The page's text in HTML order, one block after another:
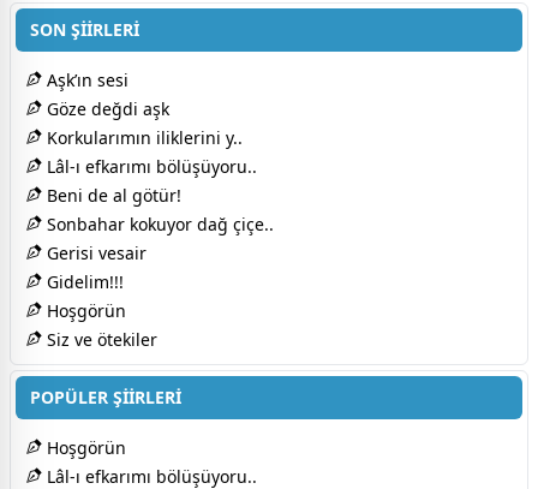
SON ŞİİRLERİ
Aşk’ın sesi
Göze değdi aşk
Korkularımın iliklerini y..
Lâl-ı efkarımı bölüşüyoru..
Beni de al götür!
Sonbahar kokuyor dağ çiçe..
Gerisi vesair
Gidelim!!!
Hoşgörün
Siz ve ötekiler
POPÜLER ŞİİRLERİ
Hoşgörün
Lâl-ı efkarımı bölüşüyoru..